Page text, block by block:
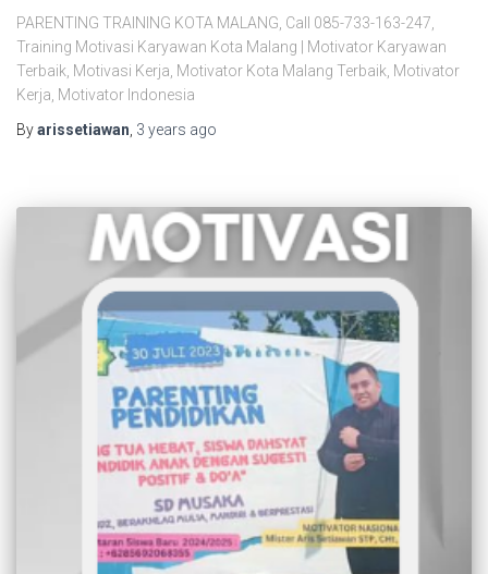
PARENTING TRAINING KOTA MALANG, Call 085-733-163-247,
Training Motivasi Karyawan Kota Malang | Motivator Karyawan
Terbaik, Motivasi Kerja, Motivator Kota Malang Terbaik, Motivator
Kerja, Motivator Indonesia
Byarissetiawan 3 years ago